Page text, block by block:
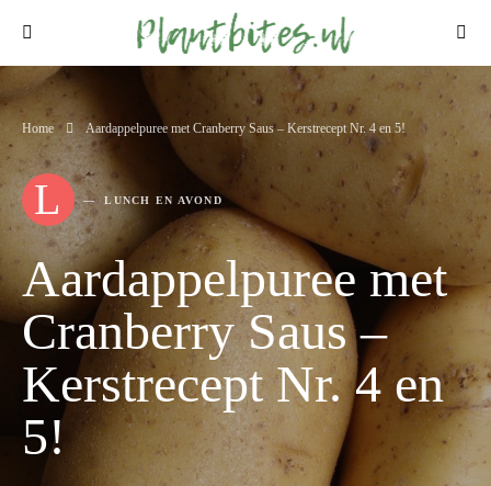
Home Aardappelpuree met Cranberry Saus – Kerstrecept Nr. 4 en 5!
L LUNCH EN AVOND
Aardappelpuree met
Cranberry Saus –
Kerstrecept Nr. 4 en
5!